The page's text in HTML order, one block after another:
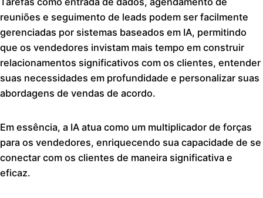
reuniões e seguimento de leads podem ser facilmente
gerenciadas por sistemas baseados em IA, permitindo
que os vendedores invistam mais tempo em construir
relacionamentos significativos com os clientes, entender
suas necessidades em profundidade e personalizar suas
abordagens de vendas de acordo.
Em essência, a IA atua como um multiplicador de forças
para os vendedores, enriquecendo sua capacidade de se
conectar com os clientes de maneira significativa e
eficaz.